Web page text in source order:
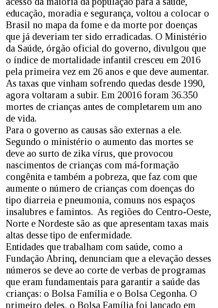
educação, moradia e segurança, voltou a colocar o
Brasil no mapa da fome e da morte por doenças
que já deveriam ter sido erradicadas. O Ministério
da Saúde, órgão oficial do governo, divulgou que
o índice de mortalidade infantil cresceu em 2016
pela primeira vez em 26 anos e que deve aumentar.
As taxas que vinham sofrendo quedas desde 1990,
agora voltaram a subir. Em 20016 foram 36.350
mortes de crianças antes de completarem um ano
de vida.
Para o governo as causas são externas a ele.
Segundo o ministério o aumento das mortes se
deve ao surto de zika vírus, que provocou
nascimentos de crianças com má-formação
congênita e também a pobreza, que faz com que
aumente o número de crianças com doenças do
tipo diarreia e pneumonia, comuns nos espaços
insalubres e famintos. As regiões do Centro-Oeste,
Norte e Nordeste são as que apresentam taxas mais
altas desse tipo de enfermidade.
Entidades que trabalham com saúde, como a
Fundação Abrinq, denunciam que a elevação desses
números se deve ao corte de verbas de programas
que eram fundamentais para garantir a saúde das
crianças: o Bolsa Família e o Bolsa Cegonha. O
primeiro deles, o Bolsa Família foi lançado em